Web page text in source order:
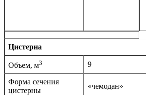
Цистерна
Объем, м3 9
Форма сечения
цистерны
«чемодан»